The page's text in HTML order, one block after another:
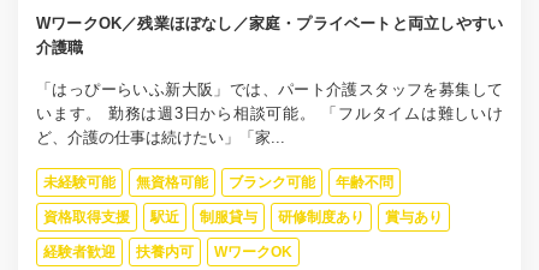
WワークOK／残業ほぼなし／家庭・プライベートと両立しやすい
介護職
「はっぴーらいふ新大阪」では、パート介護スタッフを募集して
います。 勤務は週3日から相談可能。 「フルタイムは難しいけ
ど、介護の仕事は続けたい」「家...
未経験可能 無資格可能 ブランク可能 年齢不問
資格取得支援 駅近 制服貸与 研修制度あり 賞与あり
経験者歓迎 扶養内可 WワークOK